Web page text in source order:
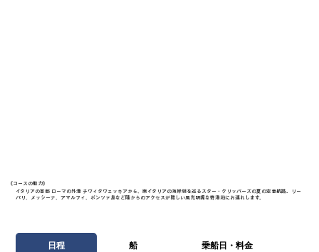
《​コースの魅力》
イタリアの首都 ローマの外港 チヴィタヴェッキアから、南イタリアの海岸線を巡るスター・クリッパーズの夏の定番航路。リー
パリ、メッシーナ、アマルフィ、ポンツァ島など陸からのアクセスが難しい風光明媚な寄港地にお連れします。
日程 船 乗船日・料金